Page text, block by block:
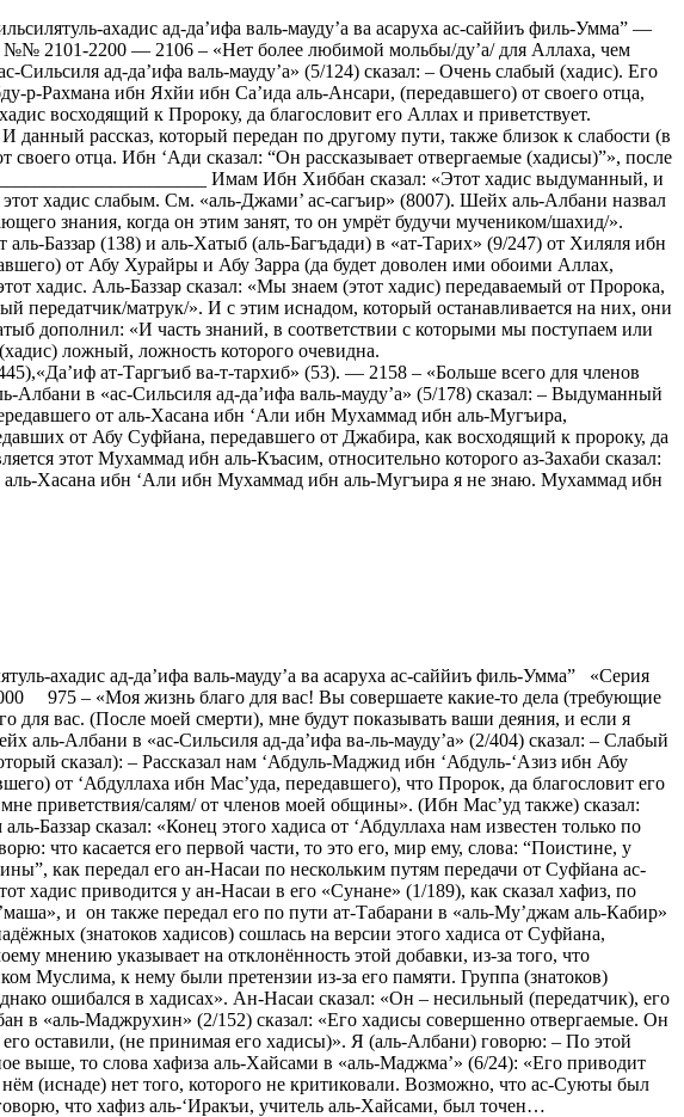
ахадис ад-да’ифа валь-мауду’а ва асаруха ас-саййиъ филь-Умма” —
2101-2200 — 2106 – «Нет более любимой мольбы/ду’а/ для Аллаха, чем
ад-да’ифа валь-мауду’а» (5/124) сказал: – Очень слабый (хадис). Его
р-Рахмана ибн Яхйи ибн Са’ида аль-Ансари, (передавшего) от своего отца,
восходящий к Пророку, да благословит его Аллах и приветствует.
данный рассказ, который передан по другому пути, также близок к слабости (в
отца. Ибн ‘Ади сказал: “Он рассказывает отвергаемые (хадисы)”», после
Имам Ибн Хиббан сказал: «Этот хадис выдуманный, и
хадис слабым. См. «аль-Джами’ ас-сагъир» (8007). Шейх аль-Албани назвал
знания, когда он этим занят, то он умрёт будучи мучеником/шахид/».
Баззар (138) и аль-Хатыб (аль-Багъдади) в «ат-Тарих» (9/247) от Хиляля ибн
от Абу Хурайры и Абу Зарра (да будет доволен ими обоими Аллах,
хадис. Аль-Баззар сказал: «Мы знаем (этот хадис) передаваемый от Пророка,
передатчик/матрук/». И с этим иснадом, который останавливается на них, они
дополнил: «И часть знаний, в соответствии с которыми мы поступаем или
ложный, ложность которого очевидна.
ат-Таргъиб ва-т-тархиб» (53). — 2158 – «Больше всего для членов
в «ас-Сильсиля ад-да’ифа валь-мауду’а» (5/178) сказал: – Выдуманный
от аль-Хасана ибн ‘Али ибн Мухаммад ибн аль-Мугъира,
от Абу Суфйана, передавшего от Джабира, как восходящий к пророку, да
этот Мухаммад ибн аль-Къасим, относительно которого аз-Захаби сказал:
Хасана ибн ‘Али ибн Мухаммад ибн аль-Мугъира я не знаю. Мухаммад ибн
ахадис ад-да’ифа валь-мауду’а ва асаруха ас-саййиъ филь-Умма” «Серия
– «Моя жизнь благо для вас! Вы совершаете какие-то дела (требующие
для вас. (После моей смерти), мне будут показывать ваши деяния, и если я
аль-Албани в «ас-Сильсиля ад-да’ифа ва-ль-мауду’а» (2/404) сказал: – Слабый
сказал): – Рассказал нам ‘Абдуль-Маджид ибн ‘Абдуль-‘Азиз ибн Абу
от ‘Абдуллаха ибн Мас’уда, передавшего), что Пророк, да благословит его
приветствия/салям/ от членов моей общины». (Ибн Мас’уд также) сказал:
Баззар сказал: «Конец этого хадиса от ‘Абдуллаха нам известен только по
что касается его первой части, то это его, мир ему, слова: “Поистине, у
как передал его ан-Насаи по нескольким путям передачи от Суфйана ас-
хадис приводится у ан-Насаи в его «Сунане» (1/189), как сказал хафиз, по
и он также передал его по пути ат-Табарани в «аль-Му’джам аль-Кабир»
(знатоков хадисов) сошлась на версии этого хадиса от Суфйана,
мнению указывает на отклонённость этой добавки, из-за того, что
Муслима, к нему были претензии из-за его памяти. Группа (знатоков)
ошибался в хадисах». Ан-Насаи сказал: «Он – несильный (передатчик), его
в «аль-Маджрухин» (2/152) сказал: «Его хадисы совершенно отвергаемые. Он
оставили, (не принимая его хадисы)». Я (аль-Албани) говорю: – По этой
выше, то слова хафиза аль-Хайсами в «аль-Маджма’» (6/24): «Его приводит
(иснаде) нет того, которого не критиковали. Возможно, что ас-Суюты был
что хафиз аль-‘Иракъи, учитель аль-Хайсами, был точен…